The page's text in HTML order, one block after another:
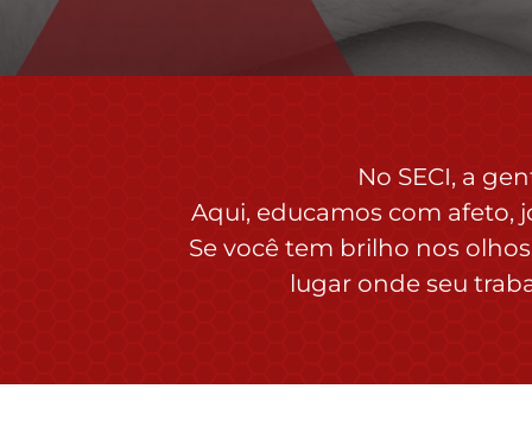
No SECI, a
Aqui, educamos com afeto,
Se você tem brilho nos
lugar onde seu